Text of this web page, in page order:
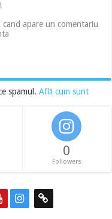
apare un comentariu
spamul.Află cum sunt
0
Followers